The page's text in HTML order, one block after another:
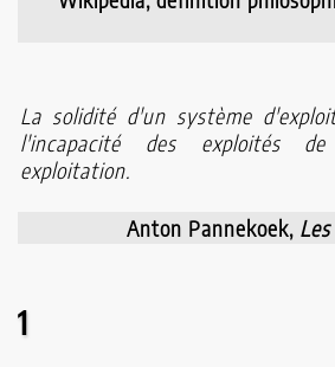
Autres
Contact
La solidité d'un système
l'incapacité des exploités
exploitation.
Anton Pannekoek,
1